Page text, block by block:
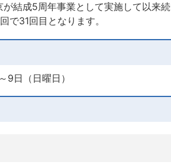
結成5周年事業として実施して以来続
で31回目となります。
日（日曜日）